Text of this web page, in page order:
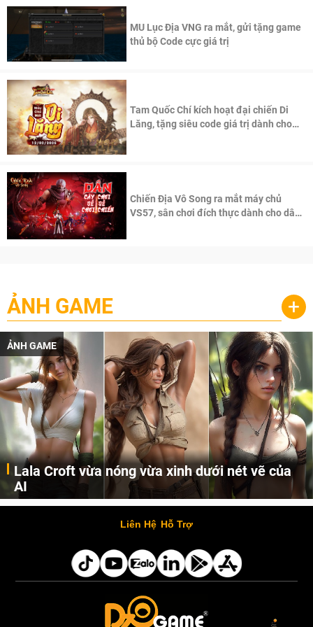
MU Lục Địa VNG ra mắt, gửi tặng game
thủ bộ Code cực giá trị
Tam Quốc Chí kích hoạt đại chiến Di
Lăng, tặng siêu code giá trị dành cho
Chiến Địa Vô Song ra mắt máy chủ
VS57, sân chơi đích thực dành cho dân
ẢNH GAME +
ẢNH GAME
Lala Croft vừa nóng vừa xinh dưới nét vẽ của
AI
Cùng đến với những hình ảnh Lala Croft của Tomb Raider dưới nét vẽ của AI. Một cô nàng xinh đẹp, nóng bỏng nhưng cũng rắn rỏi và mạnh mẽ.
Liên Hệ Hỗ Trợ